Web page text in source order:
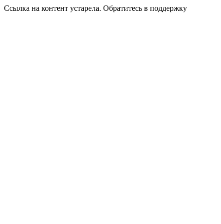
Ссылка на контент устарела. Обратитесь в поддержку